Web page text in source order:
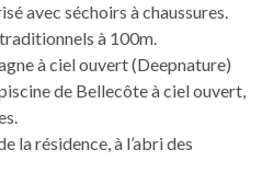
avec séchoirs à chaussures.
à 100m.
à ciel ouvert (Deepnature)
de Bellecôte à ciel ouvert,
la résidence, à l’abri des